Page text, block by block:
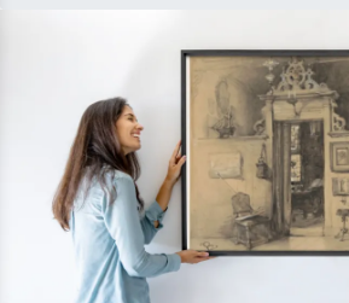
impresjonizm, fala Hokusaia, akt.